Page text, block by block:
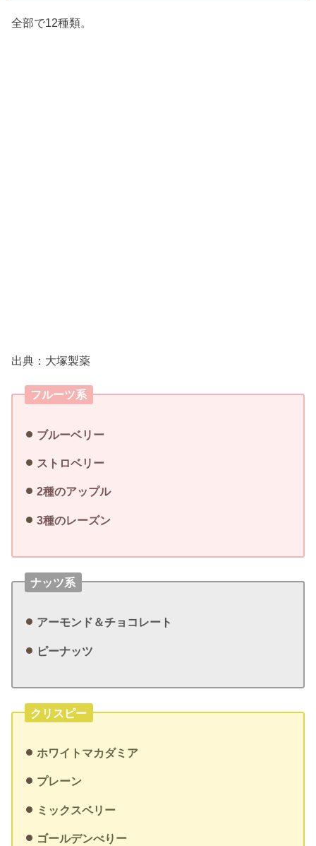
全部で12種類。
出典：大塚製薬
フルーツ系
ブルーベリー
ストロベリー
2種のアップル
3種のレーズン
ナッツ系
アーモンド＆チョコレート
ピーナッツ
クリスピー
ホワイトマカダミア
プレーン
ミックスベリー
ゴールデンべりー